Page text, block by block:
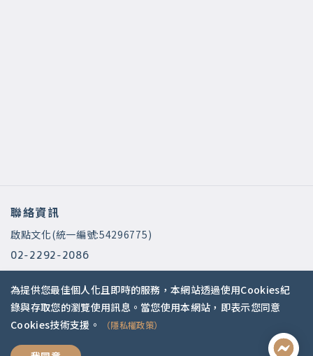
聯絡資訊
啟點文化(統一編號:54296775)
02-2292-2086
service@koob.com.tw
服務時間
週一至週五 10:00-18:00
國定假日公休
為提供您最佳個人化且即時的服務，本網站透過使用Cookies紀
錄與存取您的瀏覽使用訊息。當您使用本網站，即表示您同意
Cookies技術支援。
（隱私權政策）